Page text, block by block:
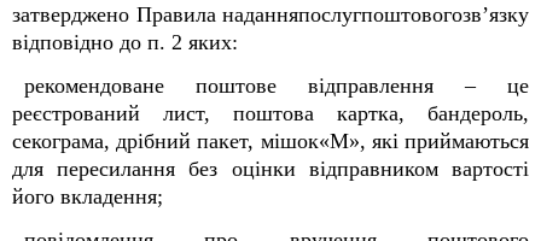
затверджено Правила наданняпослугпоштовогозв’язку
відповідно до п. 2 яких:
рекомендоване поштове відправлення – це
реєстрований лист, поштова картка, бандероль,
секограма, дрібний пакет, мішок«М», які приймаються
для пересилання без оцінки відправником вартості
його вкладення;